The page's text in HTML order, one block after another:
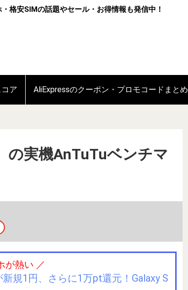
格安SIMの話題やセール・お得情報も発信中！
ア AliExpressのクーポン・プロモコードまとめ
の実機AnTuTuベンチマ
が熱い ／
規1円、さらに1万pt還元！Galaxy S